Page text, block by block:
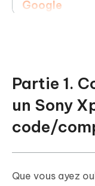
Google
Partie 5.
Partie 6.
réseau SIM
Partie 7.
Sony Xperia
Partie 1.
un Sony
code/
Que vous ayez